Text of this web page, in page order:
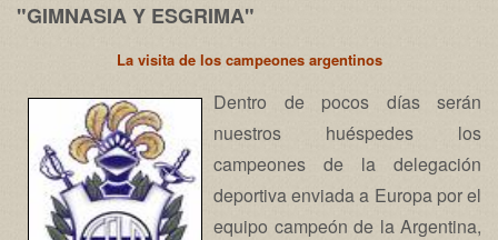
"GIMNASIA Y ESGRIMA"
La visita de los campeones argentinos
Dentro de pocos días serán
nuestros huéspedes los
campeones de la delegación
deportiva enviada a Europa por el
equipo campeón de la Argentina,